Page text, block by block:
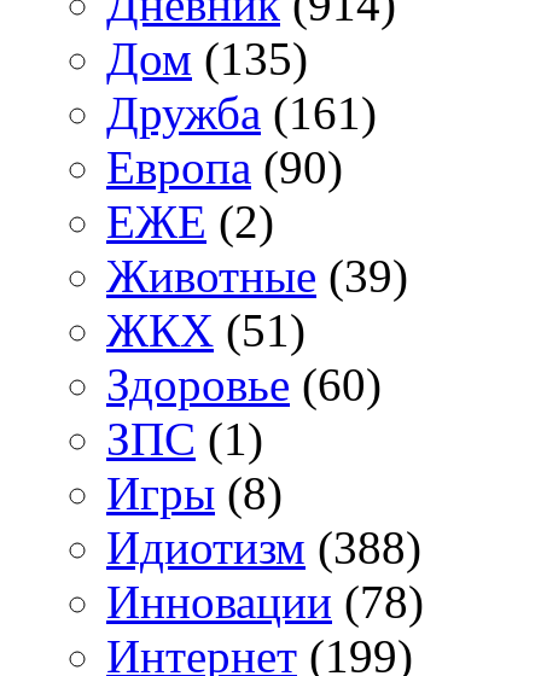
Дом (135)
Дружба (161)
Европа (90)
ЕЖЕ (2)
Животные (39)
ЖКХ (51)
Здоровье (60)
ЗПС (1)
Игры (8)
Идиотизм (388)
Инновации (78)
Интернет (199)